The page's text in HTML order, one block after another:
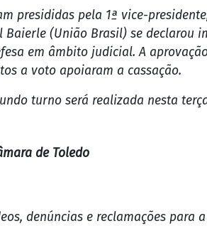
presididas pela 1ª vice-
Baierle (União Brasil) se declarou
em âmbito judicial. A
a voto apoiaram a cassação.
turno será realizada nesta
de Toledo
denúncias e reclamações para